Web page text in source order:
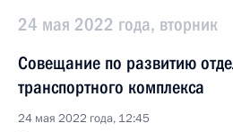
24 мая 2022 года, вторник
Совещание по развитию
транспортного комплекса
24 мая 2022 года, 12:45